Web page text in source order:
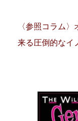
〈参照コラム
来る圧倒的なイ